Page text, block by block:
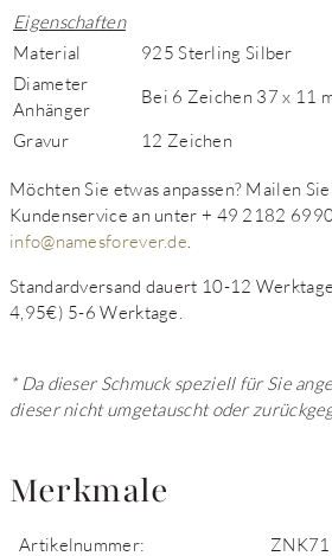
Eigenschaften
Material
925 Sterling Silber
Diameter
Anhänger
Bei 6 Zeichen 37 x 11
Gravur 12 Zeichen
Möchten Sie etwas anpassen? Mailen
Kundenservice an unter + 49 2182
info@namesforever.de
Standardversand dauert 10-12
4,95€) 5-6 Werktage.
* Da dieser Schmuck speziell für Sie
dieser nicht umgetauscht oder
Merkmale
Artikelnummer:
ZNK71